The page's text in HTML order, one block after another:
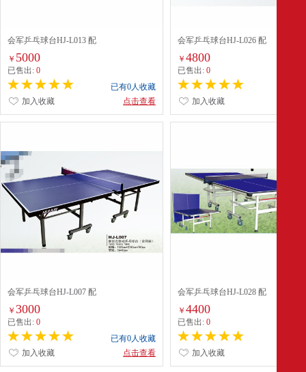
会军乒乓球台HJ-L013 配
￥ 5000
已售出: 0
已有0人收藏
点击查看
加入收藏
会军乒乓球台HJ-L026 配
￥4800
已售出:0
加入收藏
会军乒乓球台HJ-L007 配
￥ 3000
已售出: 0
已有0人收藏
点击查看
加入收藏
会军乒乓球台HJ-L028 配
￥4400
已售出:0
加入收藏